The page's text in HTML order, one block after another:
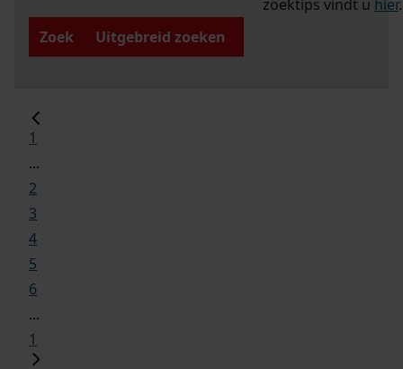
zoektips vindt u hier.
Zoek
Uitgebreid zoeken
1
...
2
3
4
5
6
...
1